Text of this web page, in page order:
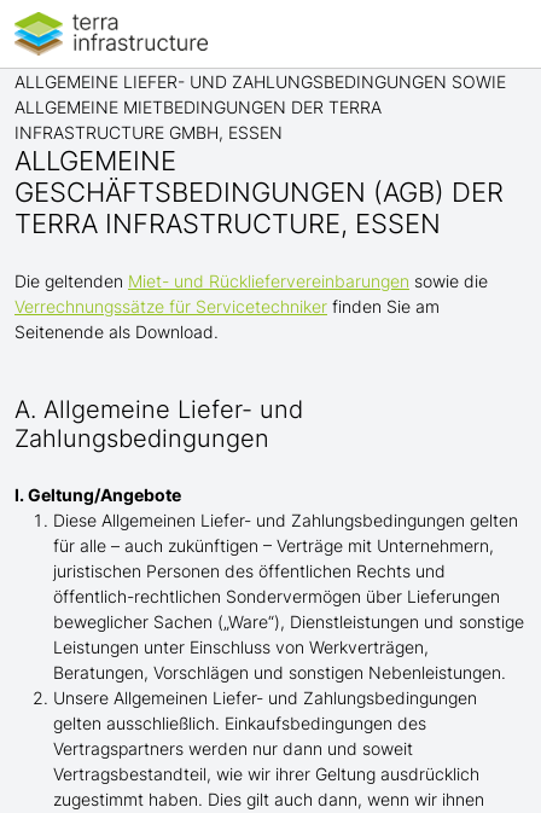
ALLGEMEINE LIEFER- UND ZAHLUNGSBEDINGUNGEN SOWIE
ALLGEMEINE MIETBEDINGUNGEN DER TERRA
INFRASTRUCTURE GMBH, ESSEN
ALLGEMEINE
GESCHÄFTSBEDINGUNGEN (AGB) DER
TERRA INFRASTRUCTURE, ESSEN
Die geltenden Miet- und Rückliefervereinbarungen sowie die
Verrechnungssätze für Servicetechniker finden Sie am
Seitenende als Download.
A. Allgemeine Liefer- und
Zahlungsbedingungen
I. Geltung/Angebote
Diese Allgemeinen Liefer- und Zahlungsbedingungen gelten
für alle – auch zukünftigen – Verträge mit Unternehmern,
juristischen Personen des öffentlichen Rechts und
öffentlich-rechtlichen Sondervermögen über Lieferungen
beweglicher Sachen („Ware“), Dienstleistungen und sonstige
Leistungen unter Einschluss von Werkverträgen,
Beratungen, Vorschlägen und sonstigen Nebenleistungen.
Unsere Allgemeinen Liefer- und Zahlungsbedingungen
gelten ausschließlich. Einkaufsbedingungen des
Vertragspartners werden nur dann und soweit
Vertragsbestandteil, wie wir ihrer Geltung ausdrücklich
zugestimmt haben. Dies gilt auch dann, wenn wir ihnen